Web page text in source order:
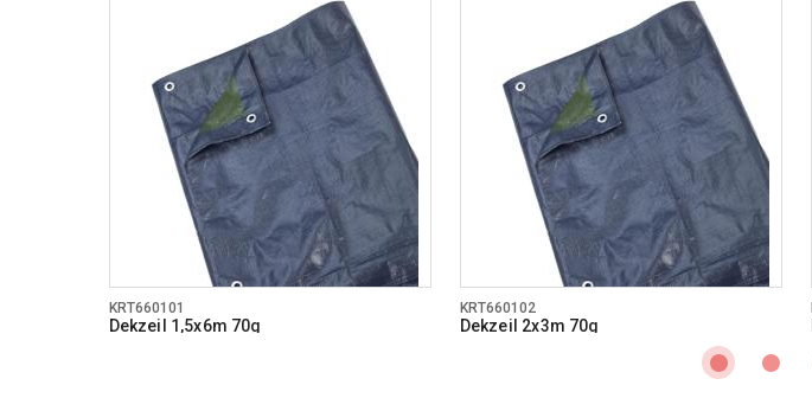
KRT660101
Dekzeil 1,5x6m 70g
KRT660102
Dekzeil 2x3m 70g